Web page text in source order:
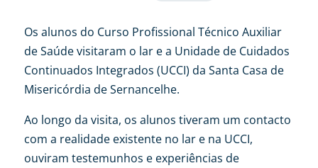
Os alunos do Curso Profissional Técnico Auxiliar
de Saúde visitaram o lar e a Unidade de Cuidados
Continuados Integrados (UCCI) da Santa Casa de
Misericórdia de Sernancelhe.
Ao longo da visita, os alunos tiveram um contacto
com a realidade existente no lar e na UCCI,
ouviram testemunhos e experiências de